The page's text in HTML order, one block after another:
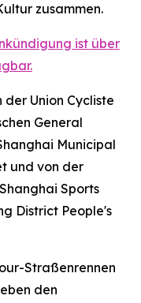
zusammen.
ist über
der Union Cycliste
General
Municipal
und von der
Sports
District People's
Straßenrennen
den